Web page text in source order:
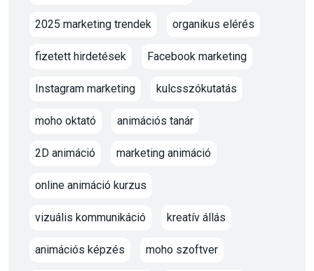
2025 marketing trendek organikus elérés
fizetett hirdetések Facebook marketing
Instagram marketing kulcsszókutatás
moho oktató animációs tanár
2D animáció marketing animáció
online animáció kurzus
vizuális kommunikáció kreatív állás
animációs képzés moho szoftver